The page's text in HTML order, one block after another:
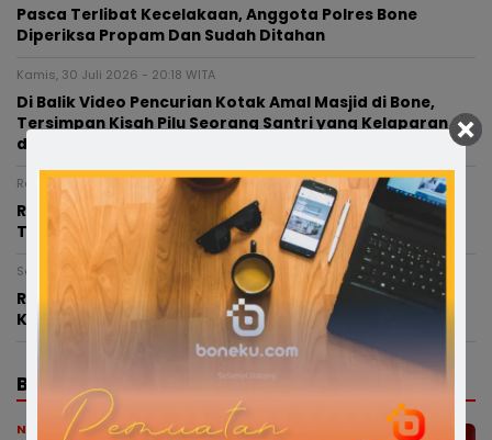
Pasca Terlibat Kecelakaan, Anggota Polres Bone
Diperiksa Propam Dan Sudah Ditahan
Kamis, 30 Juli 2026 - 20:18 WITA
Di Balik Video Pencurian Kotak Amal Masjid di Bone,
Tersimpan Kisah Pilu Seorang Santri yang Kelaparan
dan Rindu Orang Tua
Rabu, 29 Juli 2026 - 16:52 WITA
Rumah Panggung di Jalan Serigala Bone Ludes
Terbakar, Satu Rumah Tetangga Ikut Terdampak
Senin, 27 Juli 2026 - 14:07 WITA
Rumah Panggung di Desa Samaelo Bone Terbakar,
Kerugian Ditaksir Capai Rp150 Juta
BERITA TERBARU
News